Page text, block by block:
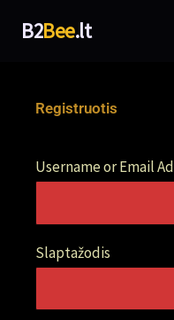
prieB2Bee.lt
Prisijungti
Registruotis
Username or Email
Slaptažodis